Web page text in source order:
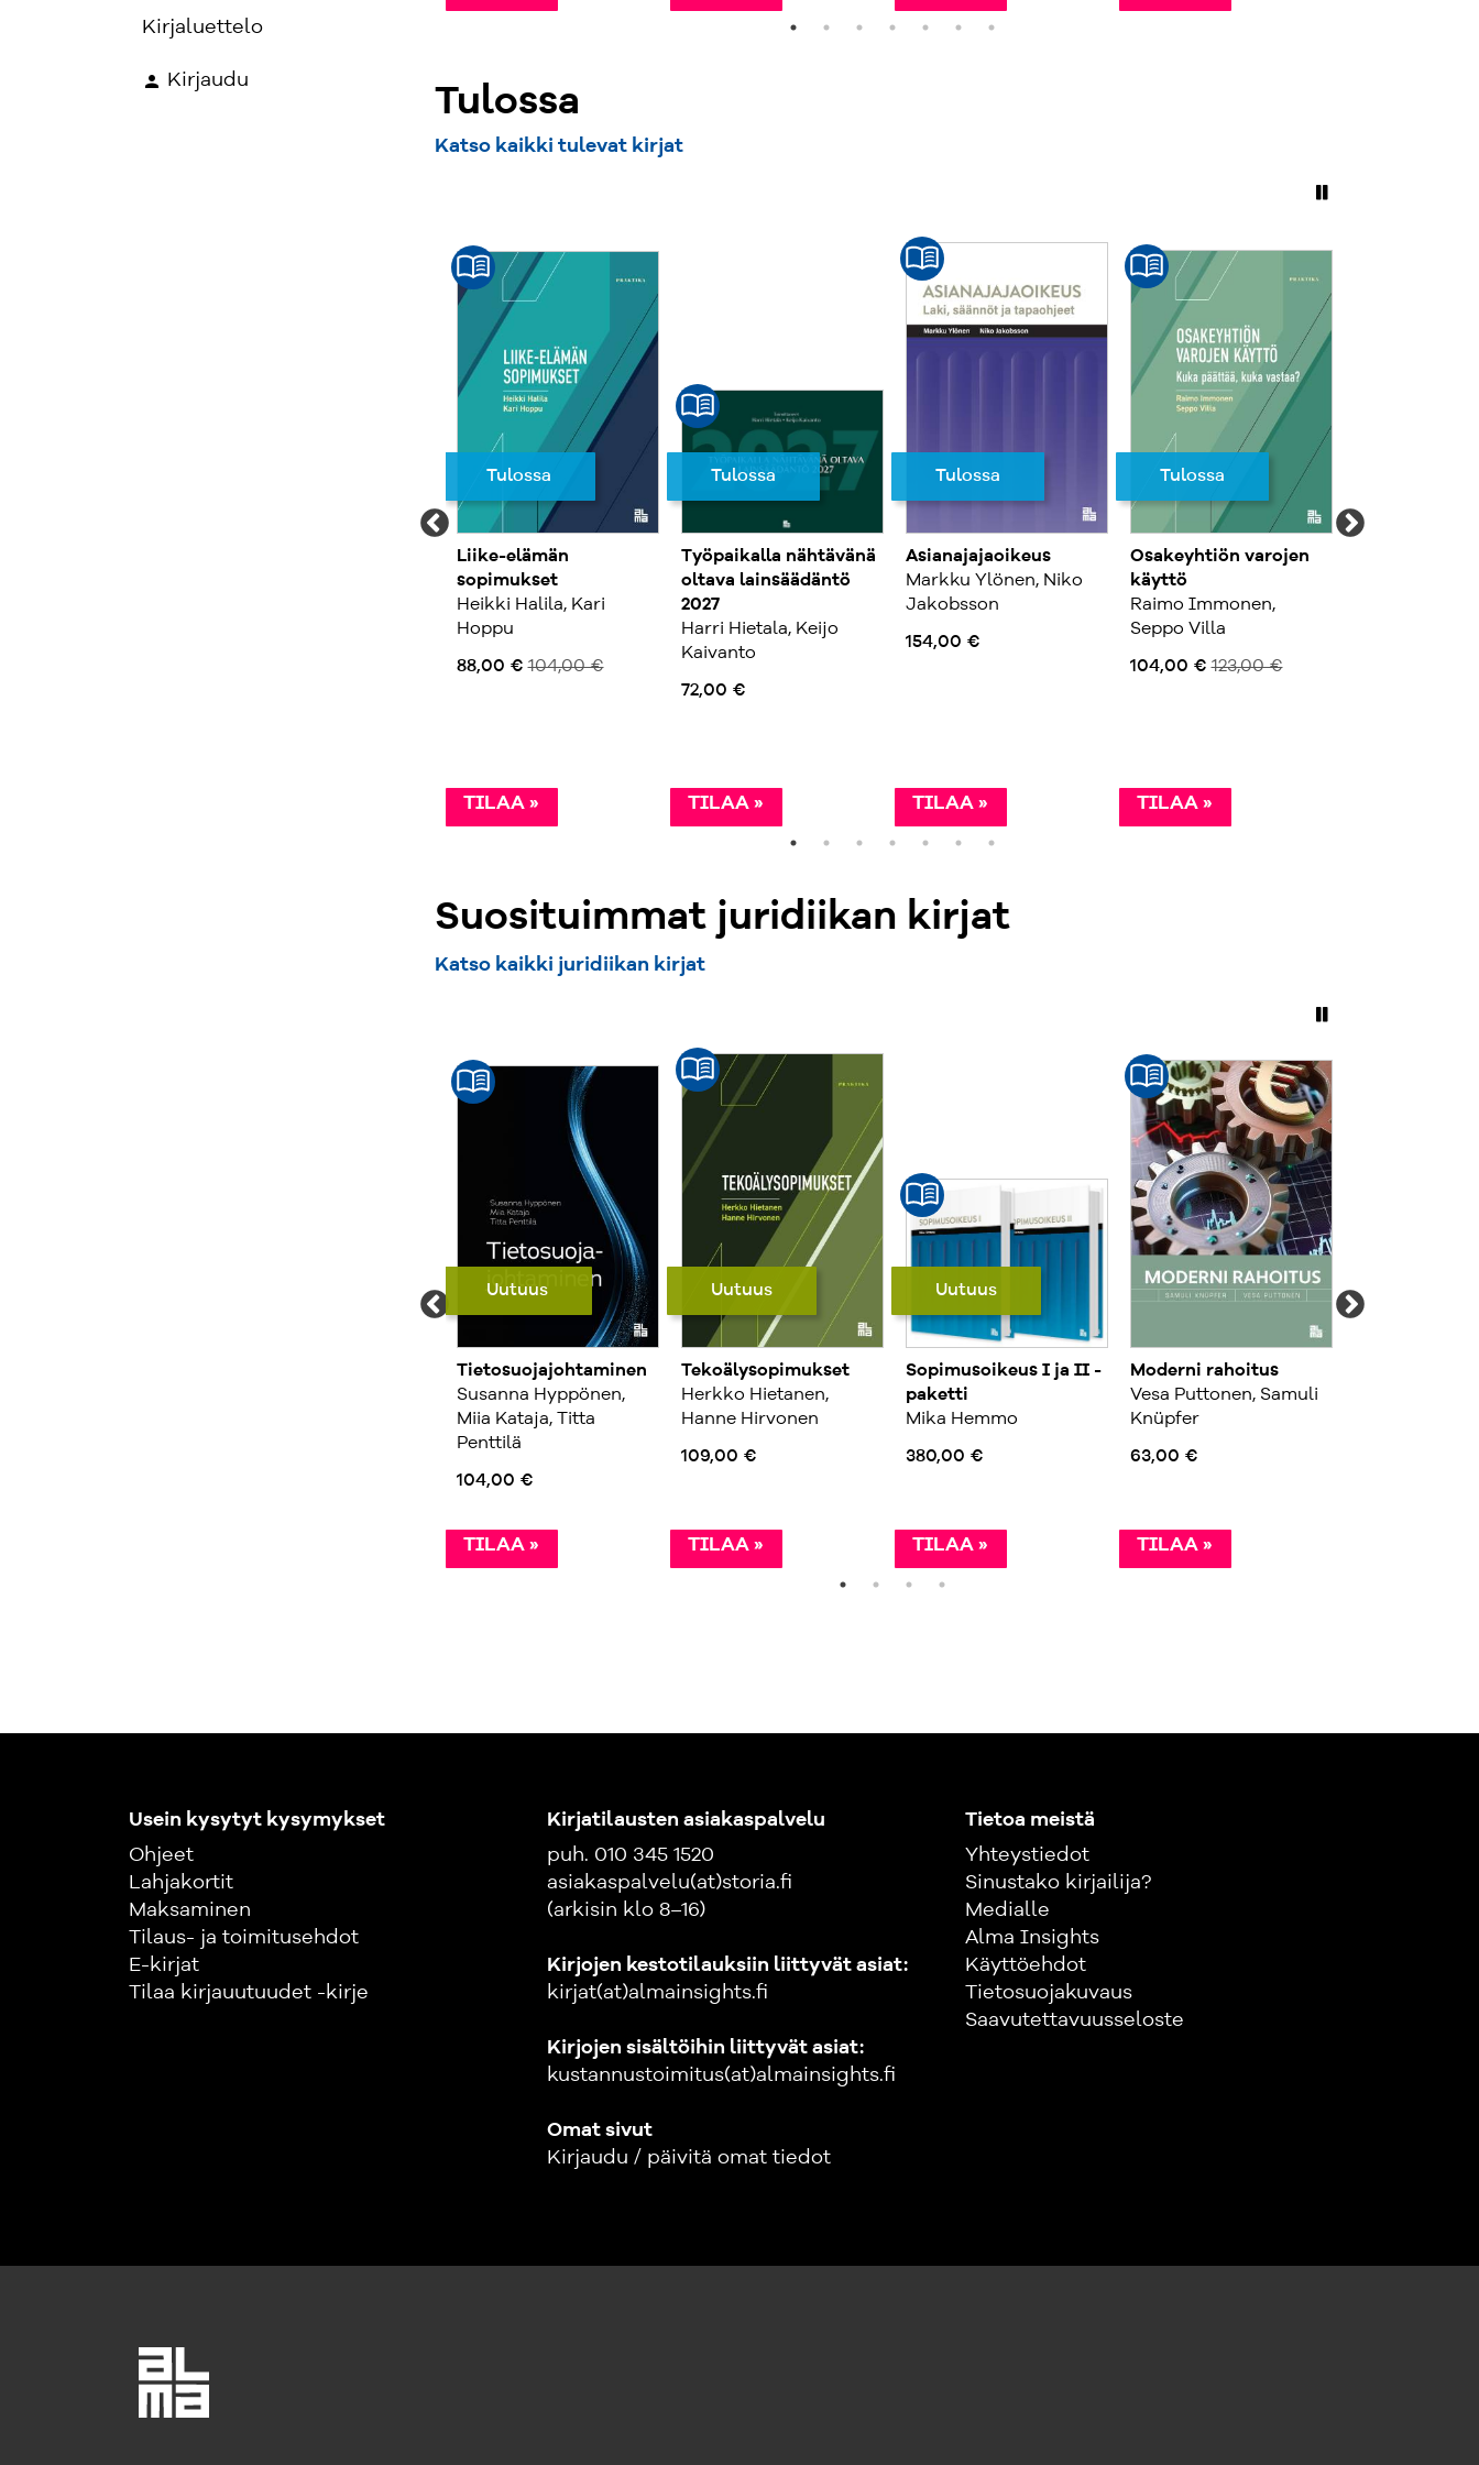
Kirjaluettelo
Kirjaudu
Tulossa
Katso kaikki tulevat kirjat
Tulossa
Liike-elämän
sopimukset
Heikki Halila, Kari
Hoppu
88,00 €104,00 €
TILAA »
Tulossa
Työpaikalla nähtävänä
oltava lainsäädäntö
2027
Harri Hietala, Keijo
Kaivanto
72,00 €
TILAA »
Tulossa
Asianajajaoikeus
Markku Ylönen, Niko
Jakobsson
154,00 €
TILAA »
Tulossa
Osakeyhtiön varojen
käyttö
Raimo Immonen,
Seppo Villa
104,00 €123,00 €
TILAA »
Suosituimmat juridiikan kirjat
Katso kaikki juridiikan kirjat
Uutuus
Tietosuojajohtaminen
Susanna Hyppönen,
Miia Kataja, Titta
Penttilä
104,00 €
TILAA »
Uutuus
Tekoälysopimukset
Herkko Hietanen,
Hanne Hirvonen
109,00 €
TILAA »
Uutuus
Sopimusoikeus I ja II -
paketti
Mika Hemmo
380,00 €
TILAA »
Moderni rahoitus
Vesa Puttonen, Samuli
Knüpfer
63,00 €
TILAA »
Usein kysytyt kysymykset
Ohjeet
Lahjakortit
Maksaminen
Tilaus- ja toimitusehdot
E-kirjat
Tilaa kirjauutuudet -kirje
Kirjatilausten asiakaspalvelu
puh. 010 345 1520
asiakaspalvelu(at)storia.fi
(arkisin klo 8–16)
Kirjojen kestotilauksiin liittyvät asiat:
kirjat(at)almainsights.fi
Kirjojen sisältöihin liittyvät asiat:
kustannustoimitus(at)almainsights.fi
Omat sivut
Kirjaudu / päivitä omat tiedot
Tietoa meistä
Yhteystiedot
Sinustako kirjailija?
Medialle
Alma Insights
Käyttöehdot
Tietosuojakuvaus
Saavutettavuusseloste